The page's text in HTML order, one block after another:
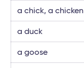
a chick, a chicken
a duck
a goose